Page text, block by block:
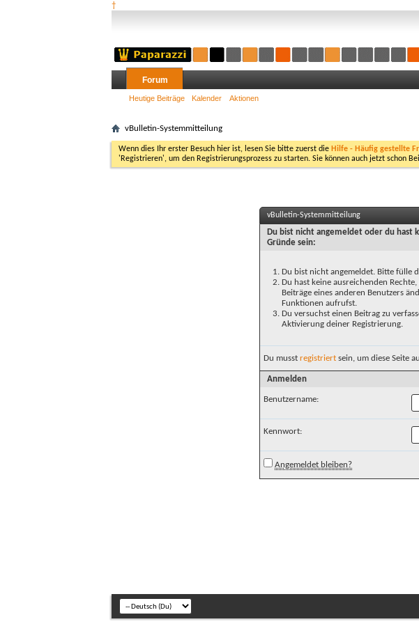
†
Forum
Heutige Beiträge Kalender Aktionen
vBulletin-Systemmitteilung
Wenn dies Ihr erster Besuch hier ist, lesen Sie bitte zuerst die Hilfe - Häufig gestellte
'Registrieren', um den Registrierungsprozess zu starten. Sie können auch jetzt schon
vBulletin-Systemmitteilung
Du bist nicht angemeldet oder du hast
Gründe sein:
Du bist nicht angemeldet. Bitte fülle
Du hast keine ausreichenden
Beiträge eines anderen Benutzers
Funktionen aufrufst.
Du versuchst einen Beitrag zu
Aktivierung deiner Registrierung.
Du musst registriert sein, um diese Seite
Anmelden
Benutzername:
Kennwort:
Angemeldet bleiben?